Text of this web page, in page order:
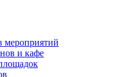
мероприятий
и кафе